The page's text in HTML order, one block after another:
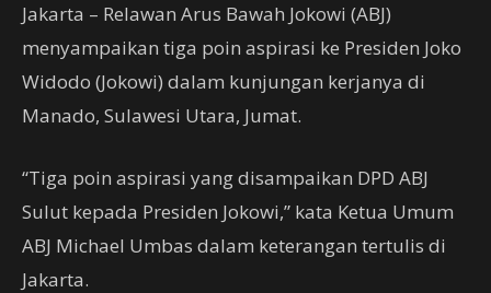
Jakarta – Relawan Arus Bawah Jokowi (ABJ)
menyampaikan tiga poin aspirasi ke Presiden Joko
Widodo (Jokowi) dalam kunjungan kerjanya di
Manado, Sulawesi Utara, Jumat.
“Tiga poin aspirasi yang disampaikan DPD ABJ
Sulut kepada Presiden Jokowi,” kata Ketua Umum
ABJ Michael Umbas dalam keterangan tertulis di
Jakarta.